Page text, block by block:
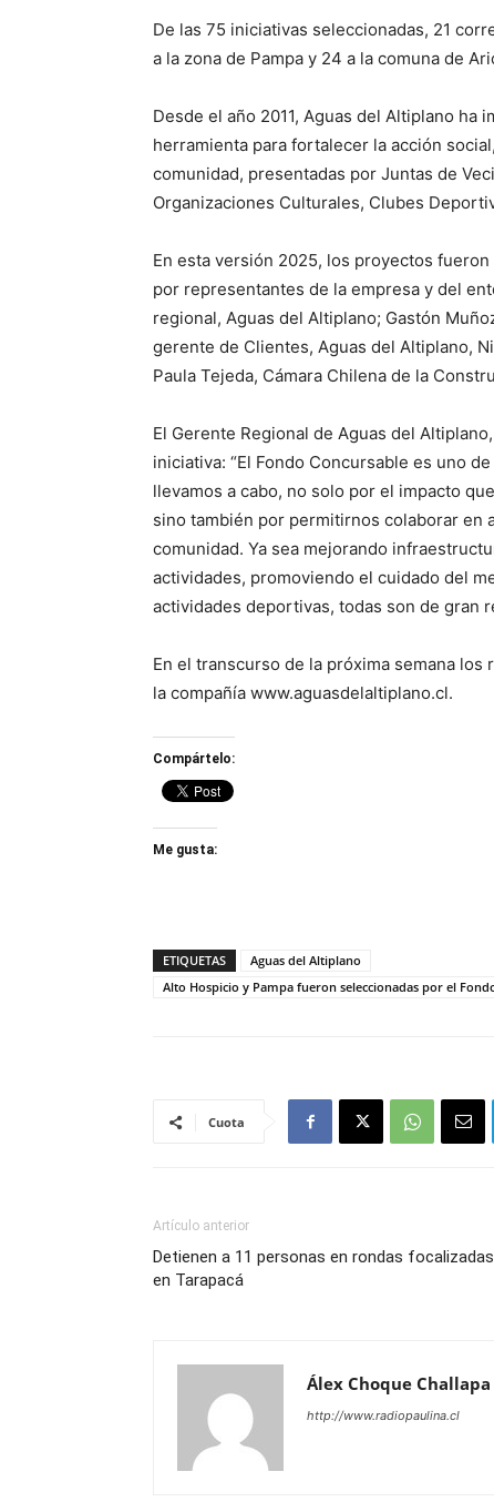
De las 75 iniciativas seleccionadas, 21
a la zona de Pampa y 24 a la comuna de
Desde el año 2011, Aguas del Altiplano
herramienta para fortalecer la acción
comunidad, presentadas por Juntas de
Organizaciones Culturales, Clubes
En esta versión 2025, los proyectos
por representantes de la empresa y del
regional, Aguas del Altiplano; Gastón
gerente de Clientes, Aguas del Altiplano,
Paula Tejeda, Cámara Chilena de la
El Gerente Regional de Aguas del
iniciativa: “El Fondo Concursable es uno
llevamos a cabo, no solo por el impacto
sino también por permitirnos colaborar en
comunidad. Ya sea mejorando
actividades, promoviendo el cuidado del
actividades deportivas, todas son de gran
En el transcurso de la próxima semana
la compañía www.aguasdelaltiplano.cl.
Compártelo:
Me gusta:
ETIQUETAS
Aguas del Altiplano
Alto Hospicio y Pampa fueron seleccionadas por el
Cuota
Artículo anterior
Detienen a 11 personas en rondas focalizadas
en Tarapacá
Álex Choque Challapa
http://www.radiopaulina.cl